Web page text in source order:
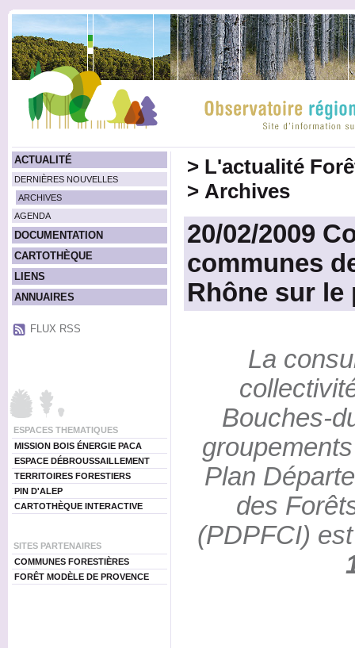
ACTUALITÉ
DERNIÈRES NOUVELLES
ARCHIVES
AGENDA
DOCUMENTATION
CARTOTHÈQUE
LIENS
ANNUAIRES
FLUX RSS
ESPACES THEMATIQUES
MISSION BOIS ÉNERGIE PACA
ESPACE DÉBROUSSAILLEMENT
TERRITOIRES FORESTIERS
PIN D'ALEP
CARTOTHÈQUE INTERACTIVE
SITES PARTENAIRES
COMMUNES FORESTIÈRES
FORÊT MODÈLE DE PROVENCE
> L'actualité
> Archives
20/02/2009
communes
Rhône sur le
La
Bouches-
Plan
des
(PDPFCI)